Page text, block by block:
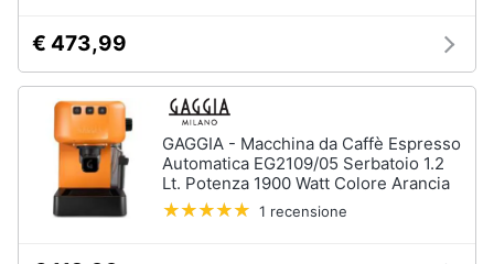
Brico
e
Giardinaggio
Salute
e
igiene
Lavastoviglie
Lavastoviglie
Incasso
Lavastoviglie
€ 473,99
GAGGIA - Macchina da Caffè Espresso
Automatica EG2109/05 Serbatoio 1.2
Lt. Potenza 1900 Watt Colore Arancia
1 recensione